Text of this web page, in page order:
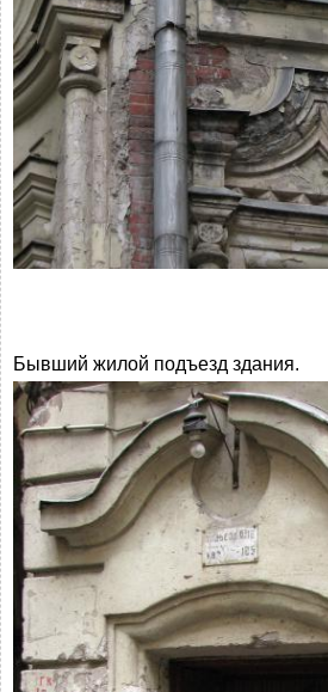
Бывший жилой подъезд здания.